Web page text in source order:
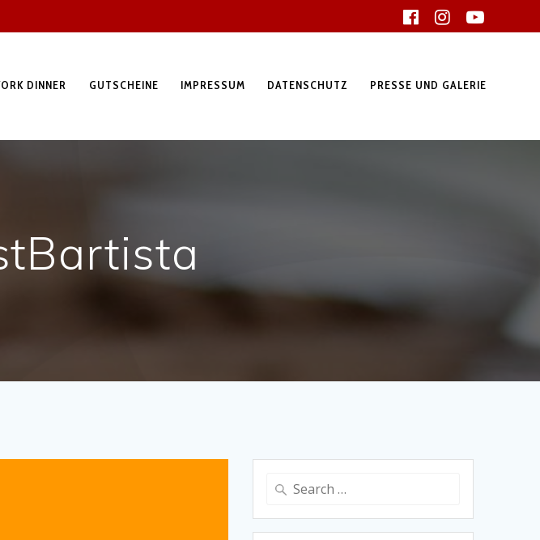
DINNER GUTSCHEINE IMPRESSUM DATENSCHUTZ PRESSE UND GALERIE
Search